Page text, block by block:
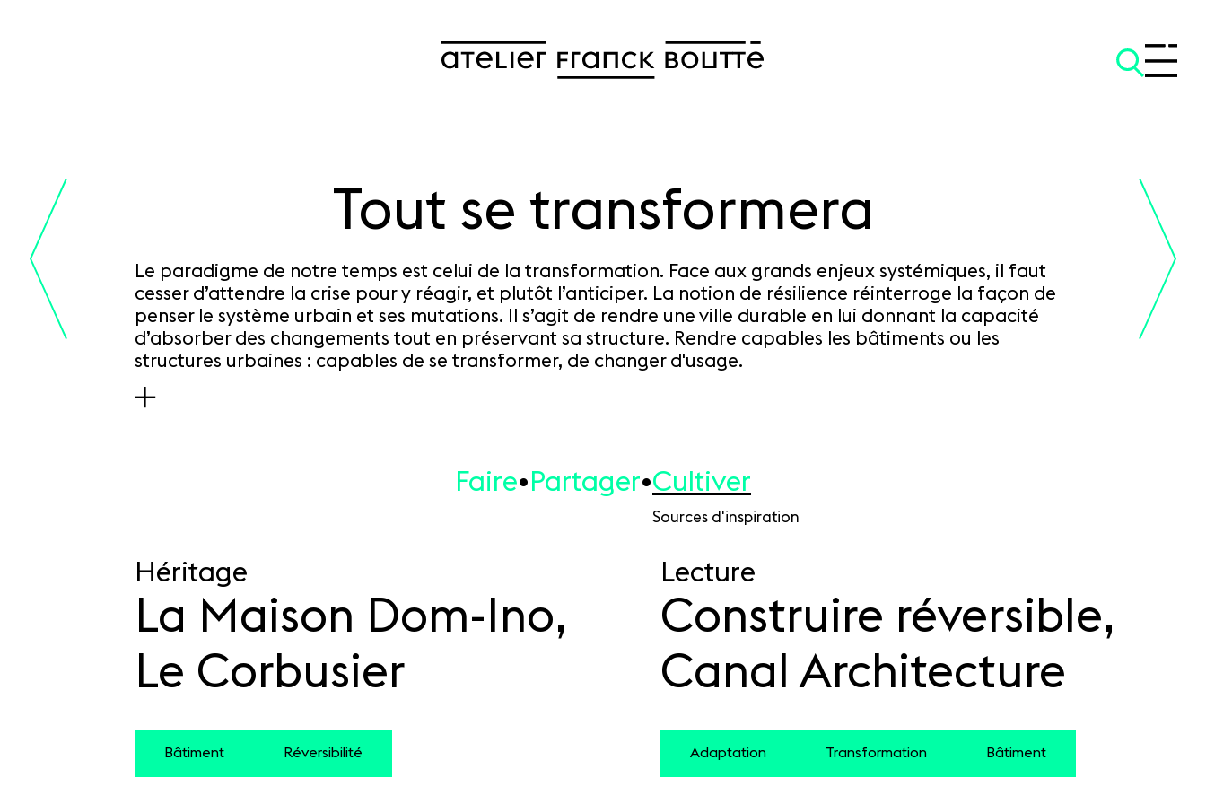
SKIP TO CONTENT Tout se transformera
Le paradigme de notre temps est celui de la transformation. Face aux grands enjeux systémiques, il faut
cesser d’attendre la crise pour y réagir, et plutôt l’anticiper. La notion de résilience réinterroge la façon de
penser le système urbain et ses mutations. Il s’agit de rendre une ville durable en lui donnant la capacité
d’absorber des changements tout en préservant sa structure. Rendre capables les bâtiments ou les
structures urbaines : capables de se transformer, de changer d'usage.
Faire Partager Cultiver
Sources d'inspiration
Héritage
La Maison Dom-Ino,
Le Corbusier
Bâtiment Réversibilité
Lecture
Construire réversible,
Canal Architecture
Adaptation Transformation Bâtiment